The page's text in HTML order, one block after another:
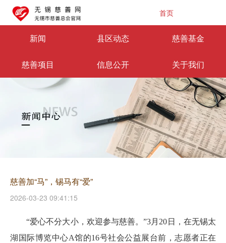
首页
新闻 县区动态 慈善基金
慈善项目 信息公开 关于我们
慈善加“马”，锡马有“爱”
2026-03-23 09:41:15
“爱心不分大小，欢迎参与慈善。”3月20日，在无锡太
湖国际博览中心A馆的16号社会公益展台前，志愿者正在